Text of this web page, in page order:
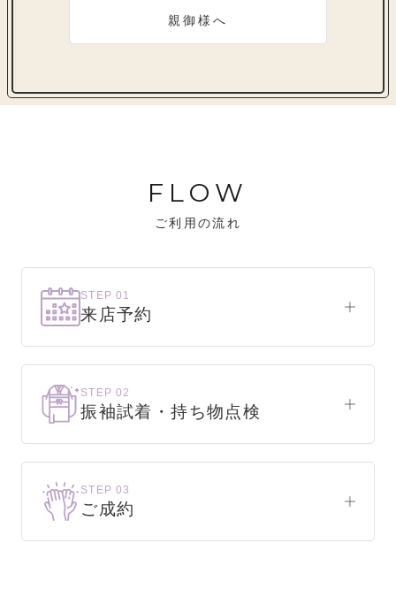
親御様へ
FLOW
ご利用の流れ
STEP 01
来店予約
まずはお気軽にご来店ください。
STEP 02
振袖試着・持ち物点検
お気に入りの振袖が見つかるまで、何着でも
試着できます。
STEP 03
ご成約